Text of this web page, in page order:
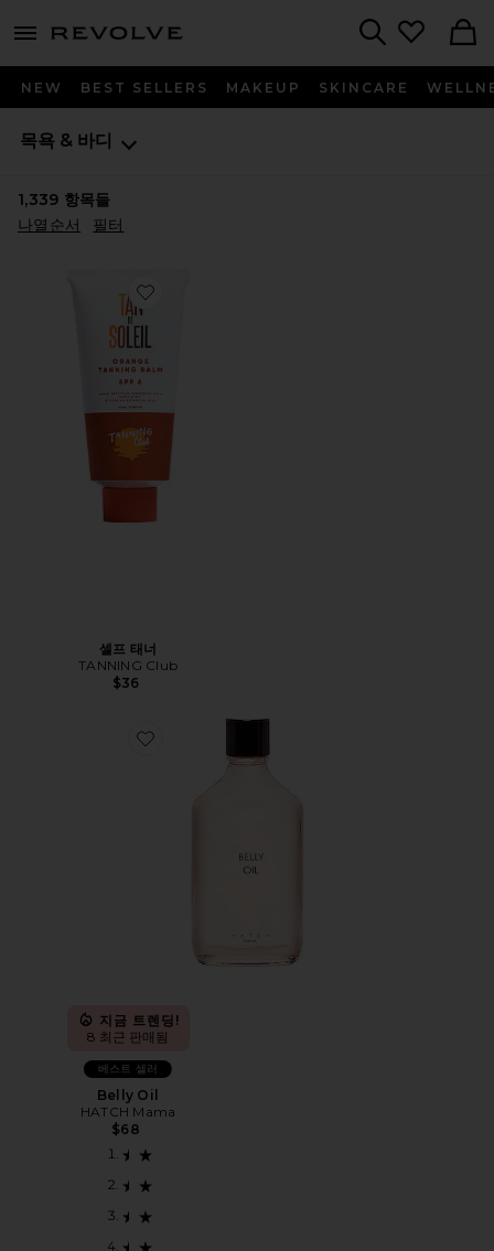
menu - shows more content
NEW BEST SELLERS MAKEUP SKINCARE
목욕 & 바디
1,339 항목들
나열순서
필터
Favorite 셀프 태너
셀프 태너
TANNING Club
$36
Favorite Belly Oil
지금 트렌딩!
8 최근 판매됨
베스트 셀러
Belly Oil
HATCH Mama
$68